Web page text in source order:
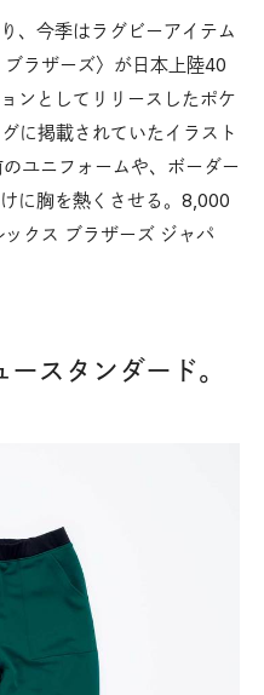
、今季はラグビーアイテム
ラザーズ〉が日本上陸40
ンとしてリリースしたポケ
に掲載されていたイラスト
ユニフォームや、ボーダー
に胸を熱くさせる。8,000
クス ブラザーズ ジャパ
スタンダード。